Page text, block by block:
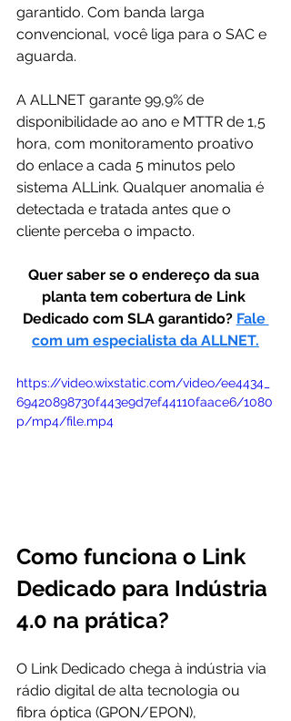
garantido. Com banda larga
convencional, você liga para o SAC e
aguarda.
A ALLNET garante 99,9% de
disponibilidade ao ano e MTTR de 1,5
hora, com monitoramento proativo
do enlace a cada 5 minutos pelo
sistema ALLink. Qualquer anomalia é
detectada e tratada antes que o
cliente perceba o impacto.
Quer saber se o endereço da sua
planta tem cobertura de Link
Dedicado com SLA garantido? Fale
com um especialista da ALLNET.
https://video.wixstatic.com/video/ee4434_
69420898730f443e9d7ef44110faace6/1080
p/mp4/file.mp4
Como funciona o Link
Dedicado para Indústria
4.0 na prática?
O Link Dedicado chega à indústria via
rádio digital de alta tecnologia ou
fibra óptica (GPON/EPON),